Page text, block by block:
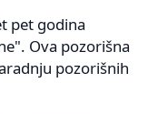
pet godina
Ova pozorišna
pozorišnih